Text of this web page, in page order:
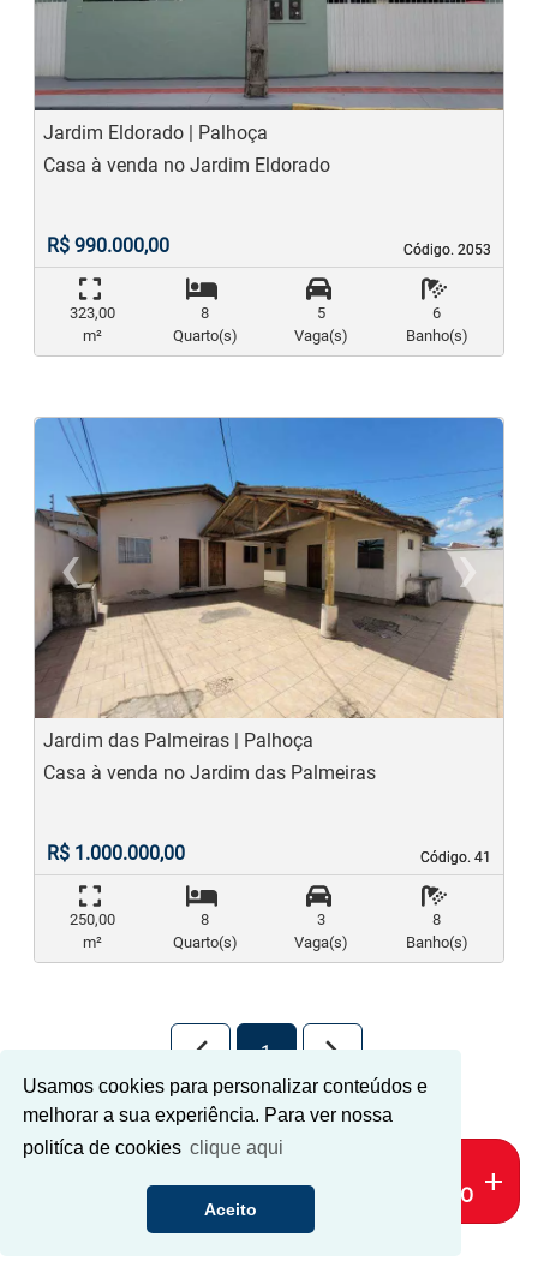
Usamos cookies para personalizar conteúdos e
melhorar a sua experiência. Para ver nossa
politíca de cookies clique aqui
Aceito
FILTRO add
Jardim Eldorado | Palhoça
Código. 2053
Código. 2053
Casa à venda no Jardim Eldorado
R$ 990.000,00
323,00
m²
8
Quarto(s)
5
Vaga(s)
6
Banho(s)
‹
Previous
›
Jardim das Palmeiras | Palhoça
Código. 41
Código. 41
Casa à venda no Jardim das Palmeiras
R$ 1.000.000,00
250,00
m²
8
Quarto(s)
3
Vaga(s)
8
Banho(s)
arrow_back_ios_new 1 arrow_forward_ios